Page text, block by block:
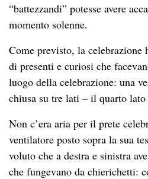
“battezzandi” potesse avere
momento solenne.
Come previsto, la celebrazione
di presenti e curiosi che
luogo della celebrazione: una
chiusa su tre lati – il quarto
Non c’era aria per il prete
ventilatore posto sopra la sua
voluto che a destra e sinistra
che fungevano da chierichetti: